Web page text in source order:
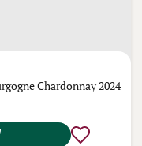
Chardonnay 2024